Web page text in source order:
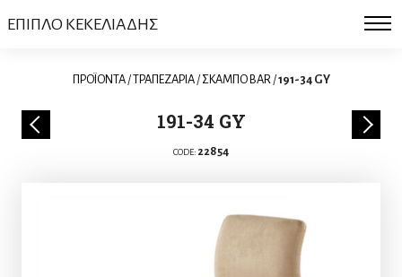
ΕΠΙΠΛΟ ΚΕΚΕΛΙΑΔΗΣ
ΠΡΟΪΟΝΤΑ/ΤΡΑΠΕΖΑΡΙΑ/ ΣΚΑΜΠΟ BAR/191-34 GY
191-34 GY
CODE: 22854